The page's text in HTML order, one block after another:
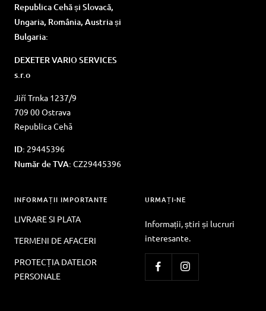
Republica Cehă și Slovacă,
Ungaria, România, Austria și
Bulgaria:
DEXETER VARIO SERVICES
s.r.o
Jiří Trnka 1237/9
709 00 Ostrava
Republica Cehă
ID: 29445396
Număr de TVA: CZ29445396
INFORMAȚII IMPORTANTE
LIVRARE SI PLATA
TERMENI DE AFACERI
PROTECȚIA DATELOR
PERSONALE
URMAȚI-NE
Informații, știri și lucruri
interesante.